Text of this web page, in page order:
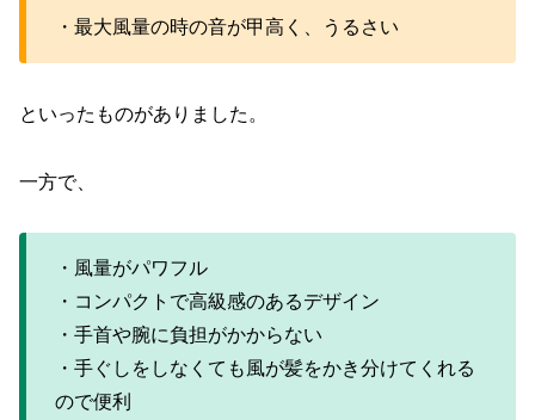
・最大風量の時の音が甲高く、うるさい
といったものがありました。
一方で、
・風量がパワフル
・コンパクトで高級感のあるデザイン
・手首や腕に負担がかからない
・手ぐしをしなくても風が髪をかき分けてくれる
ので便利